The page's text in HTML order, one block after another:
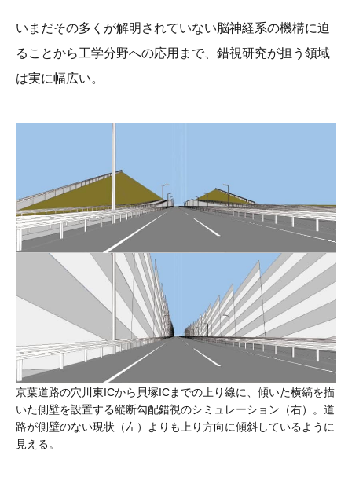
いまだその多くが解明されていない脳神経系の機構に迫
ることから工学分野への応用まで、錯視研究が担う領域
は実に幅広い。
京葉道路の穴川東ICから貝塚ICまでの上り線に、傾いた横縞を描
いた側壁を設置する縦断勾配錯視のシミュレーション（右）。道
路が側壁のない現状（左）よりも上り方向に傾斜しているように
見える。